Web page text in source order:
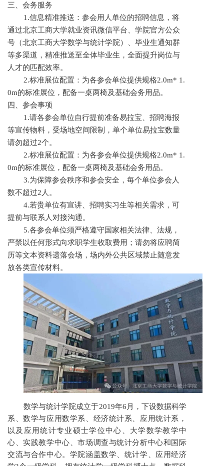
三、会务服务
1.信息精准推送：参会用人单位的招聘信息，将
通过北京工商大学就业资讯微信平台、学院官方公众
号（北京工商大学数学与统计学院）、毕业生通知群
等多渠道，精准推送至全体毕业生，全面提升岗位与
人才的匹配效率。
2.标准展位配置：为各参会单位提供规格2.0m* 1.
0m的标准展位，配备一桌两椅及基础会务用品。
四、参会事项
1.请各参会单位自行提前准备易拉宝、招聘海报
等宣传物料，受场地空间限制，单个单位易拉宝数量
请勿超过2个。
2.标准展位配置：为各参会单位提供规格2.0m* 1.
0m的标准展位，配备一桌两椅及基础会务用品。
3.为保障参会秩序和参会安全，每个单位参会人
数不超过2人。
4.若贵单位有宣讲、招聘实习生等相关需求，可
提前与联系人对接沟通。
5.各参会单位须严格遵守国家相关法律、法规，
严禁以任何形式向求职学生收取费用；请勿将应聘简
历等文本资料遗落会场，场内外公共区域禁止随意发
放各类宣传材料。
数学与统计学院成立于2019年6月，下设数据科学
系、数学与应用数学系、经济统计系、应用统计系，
以及应用统计专业硕士学位中心、大学数学教学中
心、实践教学中心、市场调查与统计分析中心和国际
交流与合作中心。学院涵盖数学、统计学、应用经济